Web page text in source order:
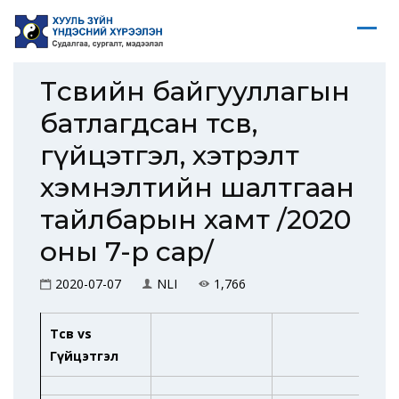
Төсвийн байгууллагын
батлагдсан төсөв,
гүйцэтгэл, хэтрэлт
хэмнэлтийн шалтгаан
тайлбарын хамт /2020
оны 7-р сар/
2020-07-07 NLI 1,766
Төсөв vs
Гүйцэтгэл